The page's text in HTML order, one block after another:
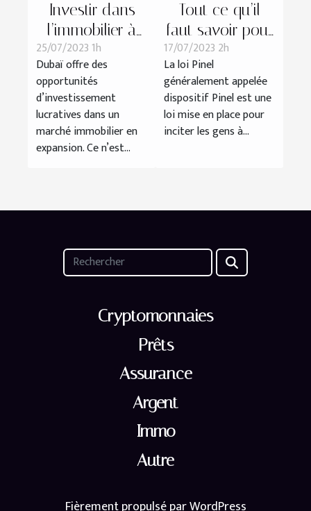
Investir dans
l’immobilier à
Dubaï : tout
savoir
25/07/2023 1h
Dubaï offre des
opportunités
d’investissement
lucratives dans un
marché immobilier en
expansion. Ce n’est...
Tout ce qu’il
faut savoir pour
investir en Pinel
17/07/2023 2h
La loi Pinel
généralement appelée
dispositif Pinel est une
loi mise en place pour
inciter les gens à...
Cryptomonnaies
Prêts
Assurance
Argent
Immo
Autre
Fièrement propulsé par WordPress